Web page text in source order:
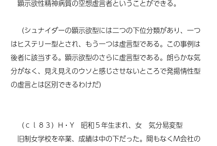
顕示欲性精神病質の空想虚言者ということができる。
（シュナイダーの顕示欲型には二つの下位分類があり、一つ
はヒステリー型とされ、もう一つは虚言型である。この事例は
後者に該当する。顕示欲型のさらに虚言型である。朗らかな気
分がなく、見え見えのウソと感じさせないところで発揚情性型
の虚言とは区別できるわけだ）
（ｃｌ８３） H・Y 昭和５年生まれ、女気分易変型
旧制女学校を卒業、成績は中の下だった。間もなくM会社の